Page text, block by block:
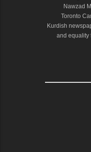
Nawzad
Toronto
Kurdish
and equality